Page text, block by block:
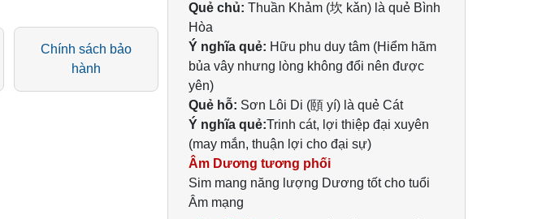
Chính sách bảo
hành
Quẻ chủ: Thuần Khảm (坎 kǎn) là quẻ Bình
Hòa
Ý nghĩa quẻ: Hữu phu duy tâm (Hiểm hãm
bủa vây nhưng lòng không đổi nên được
yên)
Quẻ hỗ: Sơn Lôi Di (頤 yí) là quẻ Cát
Ý nghĩa quẻ:Trinh cát, lợi thiệp đại xuyên
(may mắn, thuận lợi cho đại sự)
Âm Dương tương phối
Sim mang năng lượng Dương tốt cho tuổi
Âm mạng